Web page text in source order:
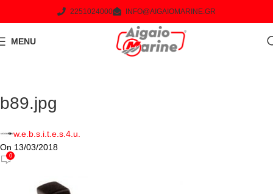
2251024000 INFO@AIGAIOMARINE.GR
MENU
b89.jpg
w.e.b.s.i.t.e.s.4.u.
On 13/03/2018
0